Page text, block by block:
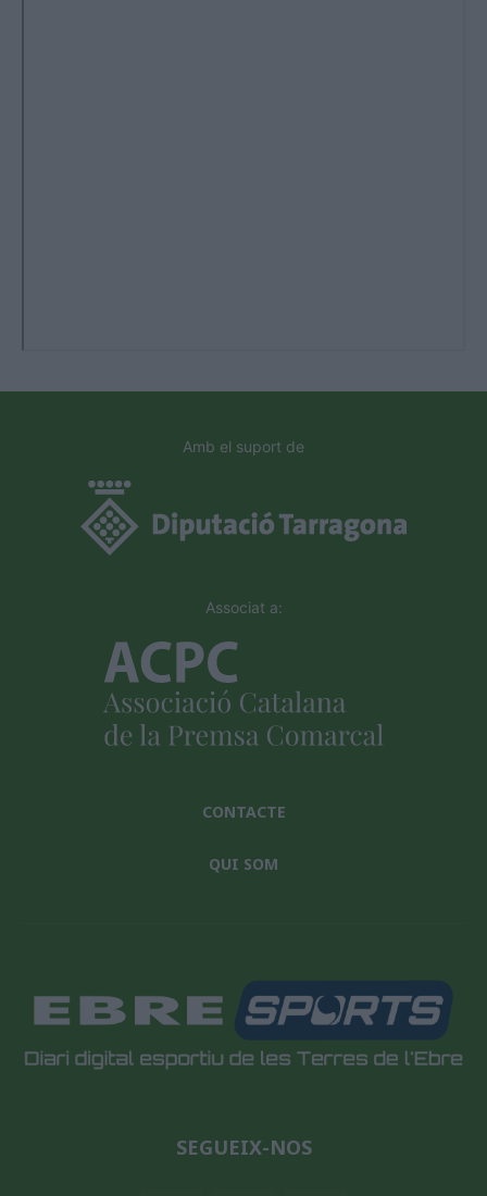
Amb el suport de
Associat a:
CONTACTE
QUI SOM
SEGUEIX-NOS